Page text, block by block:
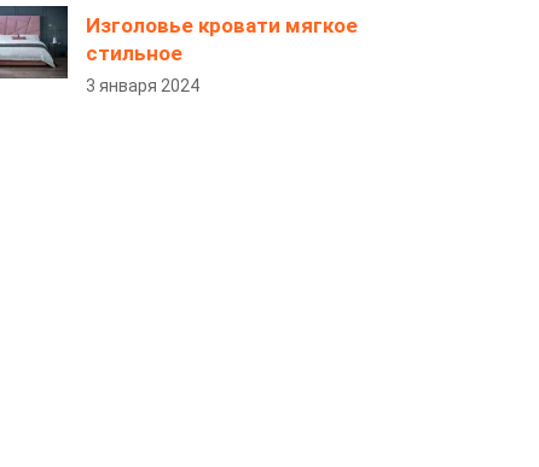
Изголовье кровати мягкое
стильное
3 января 2024